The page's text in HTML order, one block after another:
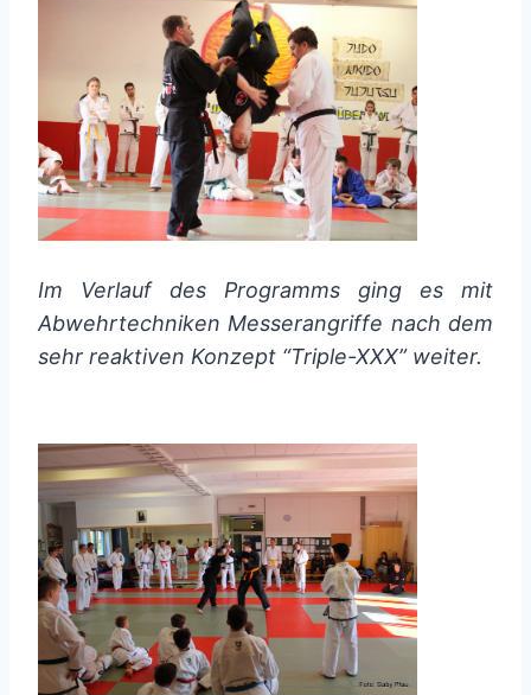
Im Verlauf des Programms ging es mit
Abwehrtechniken Messerangriffe nach dem
sehr reaktiven Konzept “Triple-XXX” weiter.